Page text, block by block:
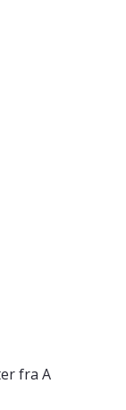
fra A